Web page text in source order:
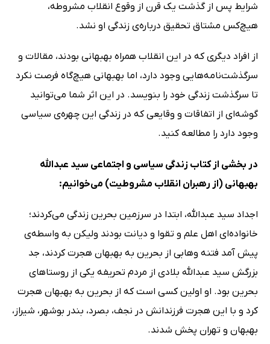
شرایط پس از گذشت یک قرن از وقوع انقلاب مشروطه،
هیچ‌کس مشتاق تحقیق درباره‌ی زندگی او نشد.
از افراد دیگری که در این انقلاب همراه بهبهانی بودند، مقالات و
سرگذشت‌نامه‌هایی وجود دارد، اما بهبهانی هیچ‌گاه فرصت نکرد
تا سرگذشت زندگی خود را بنویسد. در این اثر شما می‌توانید
گوشه‌ای از اتفاقات و وقایعی که در زندگی این چهره‌ی سیاسی
وجود دارد را مطالعه کنید.
در بخشی از کتاب زندگی سیاسی و اجتماعی سید عبدالله
بهبهانی (از رهبران انقلاب مشروطیت) می‌خوانیم:
اجداد سید عبدالله، ابتدا در سرزمین بحرین زندگی می‌کردند؛
خانواده‌ای اهل علم و تقوا و دیانت بودند ولیکن به واسطه‌ی
پیش آمد فتنه وهابی از بحرین به بهبهان هجرت کردند، جد
بزرگش سید عبدالله بلادی از مردم تحریفه یکی از روستاهای
بحرین بود. او اولین کسی است که از بحرین به بهبهان هجرت
کرد و با این هجرت فرزندانش در نجف، بصرد، بندر بوشهر، شیراز،
بهبهان و تهران پخش شدند.